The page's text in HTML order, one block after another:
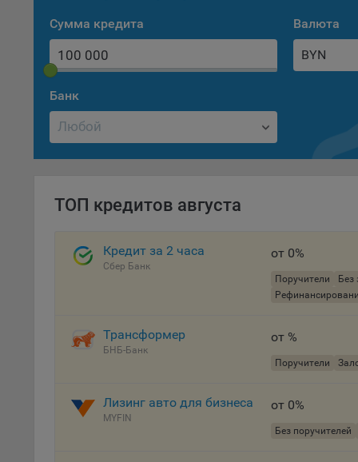
На
Сумма кредита Валюта
BYN
Банк
ТОП кредитов августа
Кредит за 2 часа
Сбер Банк
от 0%
Поручители Без
Трансформер
БНБ-Банк
от %
Поручители
Лизинг авто для бизнеса
MYFIN
от 0%
Без поручителей